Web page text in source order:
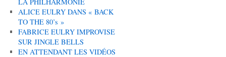
LA PHILHARMONIE
ALICE EULRY DANS « BACK
TO THE 80’s »
FABRICE EULRY IMPROVISE
SUR JINGLE BELLS
EN ATTENDANT LES VIDÉOS